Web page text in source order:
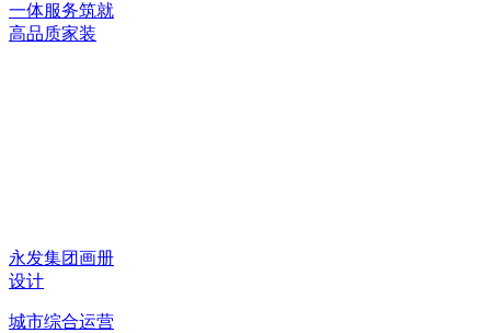
一体服务筑就
高品质家装
永发集团画册
设计
城市综合运营